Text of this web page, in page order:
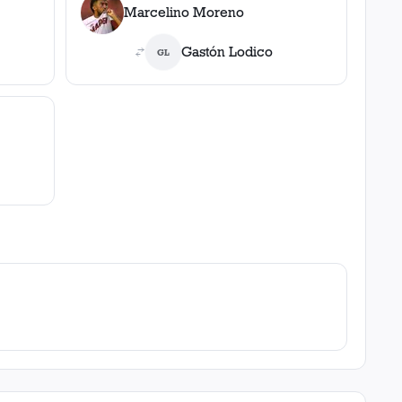
Marcelino Moreno
GL Gastón Lodico